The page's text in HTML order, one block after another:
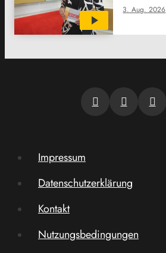
3. Aug. 2026
Impressum
Datenschutzerklärung
Kontakt
Nutzungsbedingungen